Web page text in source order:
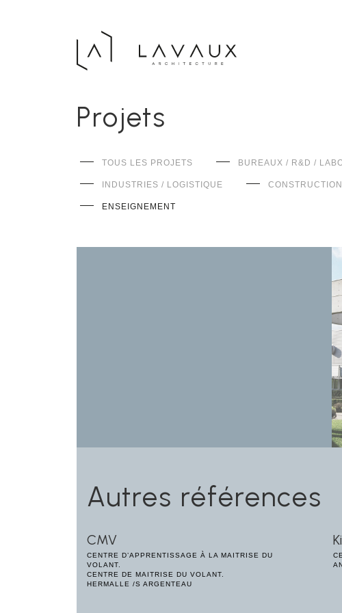
Projets
TOUS LES PROJETS BUREAUX / R&D /
INDUSTRIES / LOGISTIQUE
ENSEIGNEMENT
Autres références
CMV
CENTRE D’APPRENTISSAGE À LA MAITRISE DU
VOLANT.
CENTRE DE MAITRISE DU VOLANT.
HERMALLE /S ARGENTEAU